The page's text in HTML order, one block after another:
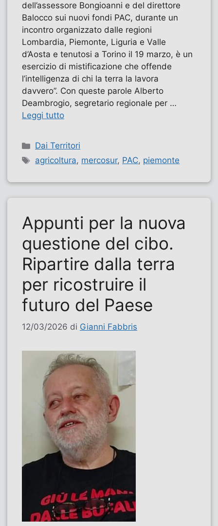
dell’assessore Bongioanni e del direttore
Balocco sui nuovi fondi PAC, durante un
incontro organizzato dalle regioni
Lombardia, Piemonte, Liguria e Valle
d’Aosta e tenutosi a Torino il 19 marzo, è un
esercizio di mistificazione che offende
l’intelligenza di chi la terra la lavora
davvero”. Con queste parole Alberto
Deambrogio, segretario regionale per …
Leggi tutto
Categorie
Dai Territori
Tag
agricoltura, mercosur, PAC, piemonte
Appunti per la nuova
questione del cibo.
Ripartire dalla terra
per ricostruire il
futuro del Paese
12/03/2026 di Gianni Fabbris